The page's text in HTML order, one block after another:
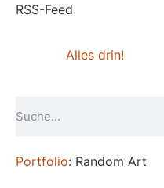
RSS-Feed
Alles drin!
Portfolio: Random Art